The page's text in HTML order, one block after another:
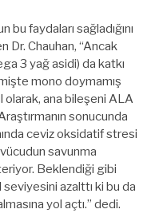
faydaları sağladığını
Dr. Chauhan, “Ancak
3 yağ asidi) da katkı
mono doymamış
olarak, ana bileşeni ALA
sonucunda
ceviz oksidatif stresi
savunma
Beklendiği gibi
azalttı ki bu da
yol açtı.” dedi.